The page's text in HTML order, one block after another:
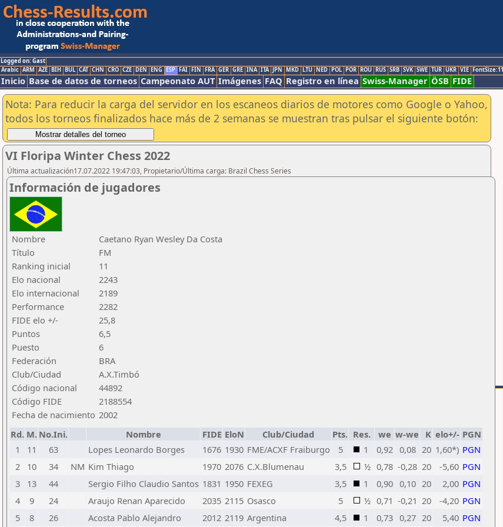
Logged on: Gast
Arabic ARM AZE BIH BUL CAT CHN CRO CZE DEN ENG ESP FAI FIN FRA GER GRE INA ITA JPN MKD LTU NED POL POR ROU RUS SRB SVK SWE TUR UKR VIE
Inicio Base de datos de torneos Campeonato AUT Imágenes FAQ Registro en línea Swiss-Manager ÖSB FIDE
Nota: Para reducir la carga del servidor en los escaneos diarios de motores como Google o Yahoo,
todos los torneos finalizados hace más de 2 semanas se muestran tras pulsar el siguiente botón:
VI Floripa Winter Chess 2022
Última actualización17.07.2022 19:47:03, Propietario/Última carga: Brazil Chess Series
Información de jugadores
Nombre
Caetano Ryan Wesley Da Costa
Título
FM
Ranking inicial
11
Elo nacional
2243
Elo internacional
2189
Performance
2282
FIDE elo +/-
25,8
Puntos
6,5
Puesto
6
Federación
BRA
Club/Ciudad
A.X.Timbó
Código nacional
44892
Código FIDE
2188554
Fecha de nacimiento 2002
Rd. M. No.Ini. Nombre FIDE EloN Club/Ciudad Pts. Res. we w-we K elo+/- PGN
1
11 63 Lopes Leonardo Borges 1676 1930 FME/ACXF Fraiburgo 5 1 0,92 0,08 20 1,60*) PGN
2
10 34 NM Kim Thiago 1970 2076 C.X.Blumenau 3,5 ½ 0,78 -0,28 20 -5,60 PGN
3
13 44 Sergio Filho Claudio Santos 1831 1950 FEXEG 3,5 1 0,90 0,10 20 2,00 PGN
4
9 24 Araujo Renan Aparecido 2035 2115 Osasco 5 ½ 0,71 -0,21 20 -4,20 PGN
5
8 26 Acosta Pablo Alejandro 2012 2119 Argentina 4,5 1 0,73 0,27 20 5,40 PGN